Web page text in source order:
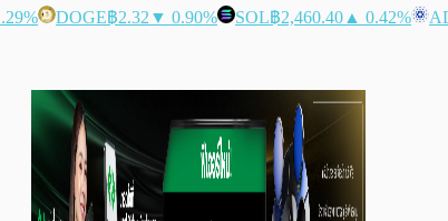
DOGE฿2.32 ▼ 0.90% SOL฿2,460.40 ▲ 0.42%